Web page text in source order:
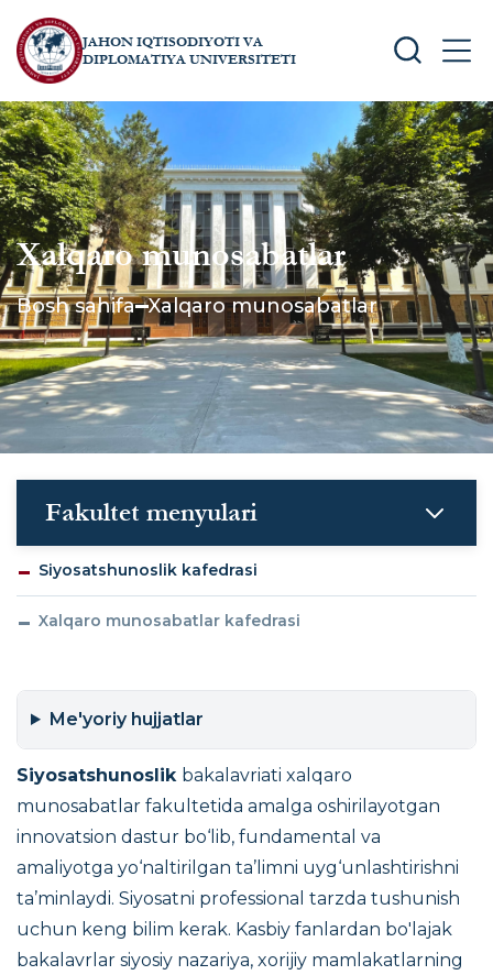
JAHON IQTISODIYOTI VA
DIPLOMATIYA UNIVERSITETI
SEARCH
Xalqaro munosabatlar
Bosh sahifa Xalqaro munosabatlar
Fakultet menyulari
Siyosatshunoslik kafedrasi
Xalqaro munosabatlar kafedrasi
Me'yoriy hujjatlar
Siyosatshunoslik bakalavriati xalqaro
munosabatlar fakultetida amalga oshirilayotgan
innovatsion dastur bo‘lib, fundamental va
amaliyotga yo‘naltirilgan ta’limni uyg‘unlashtirishni
ta’minlaydi. Siyosatni professional tarzda tushunish
uchun keng bilim kerak. Kasbiy fanlardan bo'lajak
bakalavrlar siyosiy nazariya, xorijiy mamlakatlarning